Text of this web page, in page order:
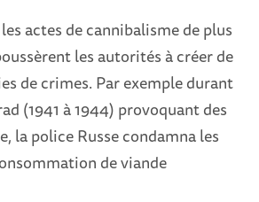
actes de cannibalisme de plus
les autorités à créer de
de crimes. Par exemple durant
(1941 à 1944) provoquant des
la police Russe condamna les
de viande